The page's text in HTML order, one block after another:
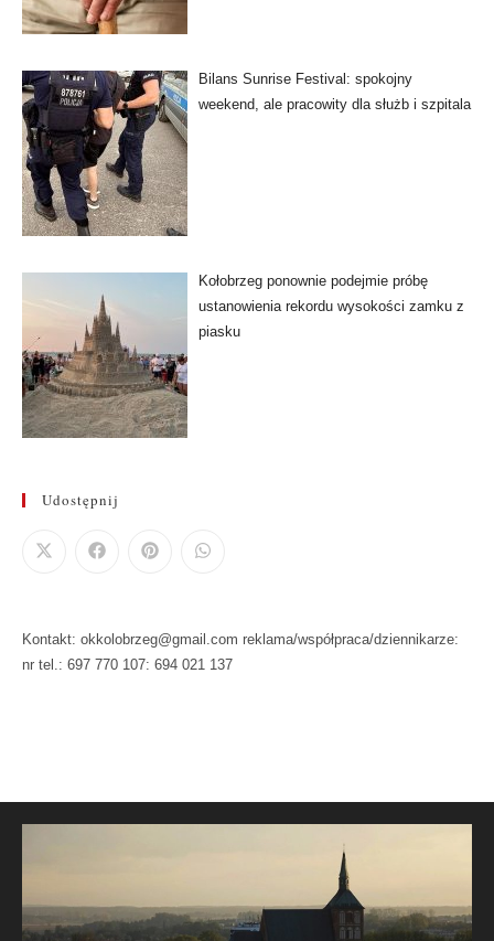
Bilans Sunrise Festival: spokojny
weekend, ale pracowity dla służb i szpitala
Kołobrzeg ponownie podejmie próbę
ustanowienia rekordu wysokości zamku z
piasku
Udostępnij
Kontakt: okkolobrzeg@gmail.com reklama/współpraca/dziennikarze:
nr tel.: 697 770 107: 694 021 137